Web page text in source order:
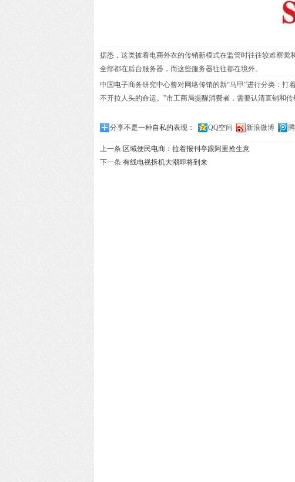
据悉，这类披着电商外衣的传销新模式在监管时往往较难察
全部都在后台服务器，而这些服务器往往都在境外。
中国电子商务研究中心曾对网络传销的新“马甲”进行分类：打
不开拉人头的命运。”市工商局提醒消费者，需要认清直销和
分享不是一种自私的表现： QQ空间 新浪微博
上一条:区域便民电商：拉着报刊亭跟阿里抢生意
下一条:有线电视拆机大潮即将到来